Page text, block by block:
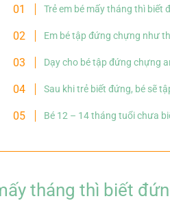
Trẻ em bé mấy tháng thì biết
Em bé tập đứng chựng như
Dạy cho bé tập đứng chựng
Sau khi trẻ biết đứng, bé sẽ
Bé 12 – 14 tháng tuổi chưa
tháng thì biết